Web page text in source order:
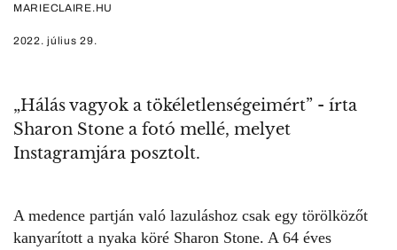
MARIECLAIRE.HU
2022. július 29.
„Hálás vagyok a tökéletlenségeimért” - írta
Sharon Stone a fotó mellé, melyet
Instagramjára posztolt.
A medence partján való lazuláshoz csak egy törölközőt
kanyarított a nyaka köré Sharon Stone. A 64 éves